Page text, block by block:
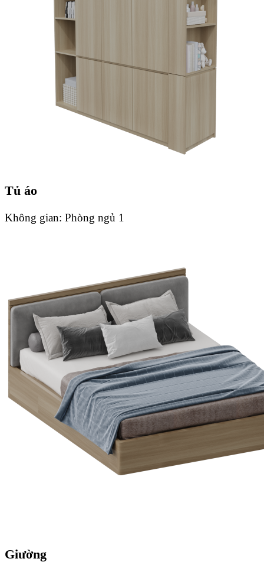
Tủ áo
Không gian: Phòng ngủ 1
Giường